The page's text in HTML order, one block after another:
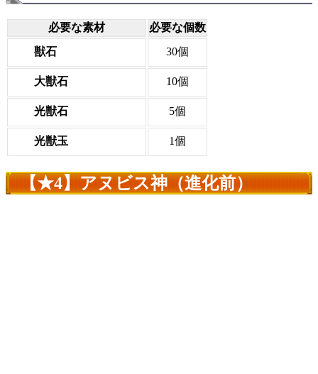
必要な素材
必要な個数
獣石
30個
大獣石 10個
光獣石 5個
光獣玉 1個
【★4】アヌビス神（進化前）